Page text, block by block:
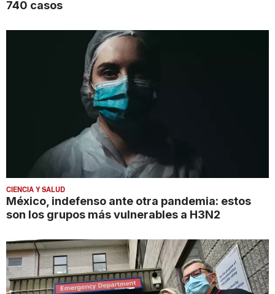
740 casos
CIENCIA Y SALUD
México, indefenso ante otra pandemia: estos
son los grupos más vulnerables a H3N2